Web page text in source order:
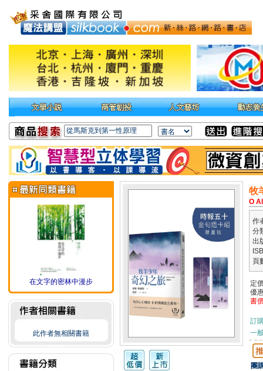
在文字的密林中漫步
此作者無相關書籍
牧
O
作
分
出
頁
定
優
書
訂
一
團